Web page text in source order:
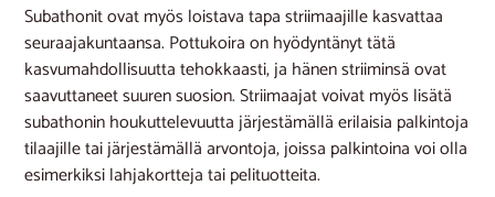
Subathonit ovat myös loistava tapa striimaajille kasvattaa
seuraajakuntaansa. Pottukoira on hyödyntänyt tätä
kasvumahdollisuutta tehokkaasti, ja hänen striiminsä ovat
saavuttaneet suuren suosion. Striimaajat voivat myös lisätä
subathonin houkuttelevuutta järjestämällä erilaisia palkintoja
tilaajille tai järjestämällä arvontoja, joissa palkintoina voi olla
esimerkiksi lahjakortteja tai pelituotteita.